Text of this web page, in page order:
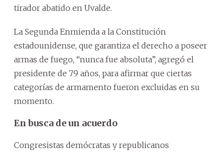
tirador abatido en Uvalde.
La Segunda Enmienda a la Constitución
estadounidense, que garantiza el derecho a poseer
armas de fuego, “nunca fue absoluta”, agregó el
presidente de 79 años, para afirmar que ciertas
categorías de armamento fueron excluidas en su
momento.
En busca de un acuerdo
Congresistas demócratas y republicanos